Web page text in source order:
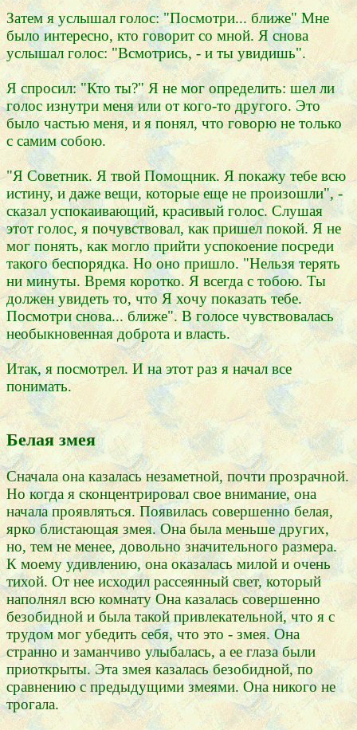
Затем я услышал голос: "Посмотри... ближе" Мне
было интересно, кто говорит со мной. Я снова
услышал голос: "Всмотрись, - и ты увидишь".
Я спросил: "Кто ты?" Я не мог определить: шел ли
голос изнутри меня или от кого-то другого. Это
было частью меня, и я понял, что говорю не только
с самим собою.
"Я Советник. Я твой Помощник. Я покажу тебе всю
истину, и даже вещи, которые еще не произошли", -
сказал успокаивающий, красивый голос. Слушая
этот голос, я почувствовал, как пришел покой. Я не
мог понять, как могло прийти успокоение посреди
такого беспорядка. Но оно пришло. "Нельзя терять
ни минуты. Время коротко. Я всегда с тобою. Ты
должен увидеть то, что Я хочу показать тебе.
Посмотри снова... ближе". В голосе чувствовалась
необыкновенная доброта и власть.
Итак, я посмотрел. И на этот раз я начал все
понимать.
Белая змея
Сначала она казалась незаметной, почти прозрачной.
Но когда я сконцентрировал свое внимание, она
начала проявляться. Появилась совершенно белая,
ярко блистающая змея. Она была меньше других,
но, тем не менее, довольно значительного размера.
К моему удивлению, она оказалась милой и очень
тихой. От нее исходил рассеянный свет, который
наполнял всю комнату Она казалась совершенно
безобидной и была такой привлекательной, что я с
трудом мог убедить себя, что это - змея. Она
странно и заманчиво улыбалась, а ее глаза были
приоткрыты. Эта змея казалась безобидной, по
сравнению с предыдущими змеями. Она никого не
трогала.